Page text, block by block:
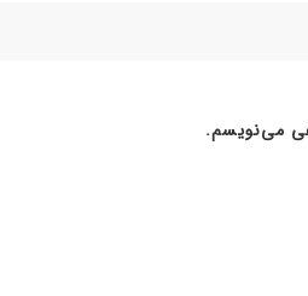
می‌نویسم.